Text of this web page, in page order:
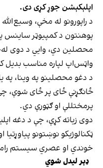
اپلېکېشن جوړ کړی دی.
د راپورونو له مخې،
پوهنتون د کمپیوټر
محصلین دي، وایي د دوی
واټس‌اپ لپاره مناسب بدیل
د دغو محصلینو په وینا، په
ځانګړنې ځای پر ځای شوې،
پرمختللې او ګټورې دي.
دوی زیاته کړې، چې د دغه
ټکنالوژیکو نوښتونو پیاوړتیا
خوندي او عصري سیستم
ډېر لیدل شوي